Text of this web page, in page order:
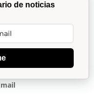
de noticias